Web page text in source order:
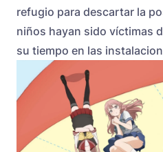
refugio para descartar la
niños hayan sido víctimas
su tiempo en las